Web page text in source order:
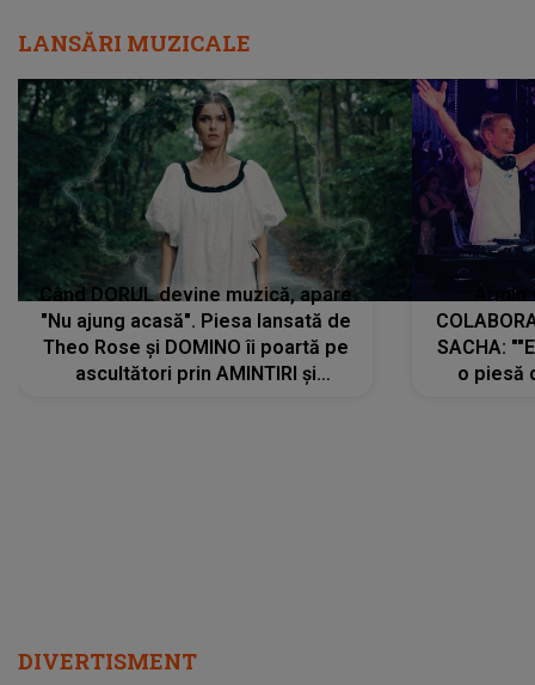
LANSĂRI MUZICALE
Când DORUL devine muzică, apare
"Nu ajung acasă". Piesa lansată de
Theo Rose și DOMINO îi poartă pe
ascultători prin AMINTIRI și
SACHA:
o piesă
DIVERTISMENT